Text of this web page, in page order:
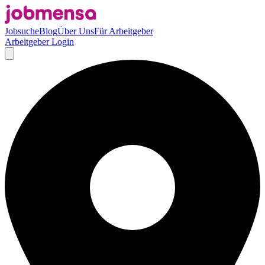
JobsucheBlogÜber UnsFür Arbeitgeber
Arbeitgeber Login